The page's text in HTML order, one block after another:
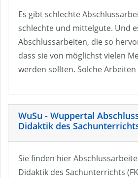
Es gibt schlechte
schlechte und mittelgute. Und
Abschlussarbeiten, die so
dass sie von möglichst vielen
werden sollten. Solche Arbeiten
WuSu - Wuppertal
Didaktik des
Sie finden hier
Didaktik des Sachunterrichts